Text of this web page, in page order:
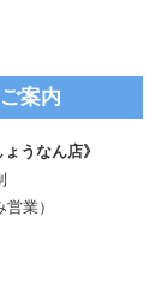
案内
うなん店》
営業）